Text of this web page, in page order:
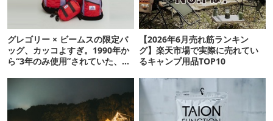
グレゴリー × ビームスの限定バ
ッグ、カッコよすぎ。1990年か
ら“3年のみ使用”されていた、紫
【2026年6月売れ筋ランキン
グ】楽天市場で実際に売れてい
るキャンプ用品TOP10